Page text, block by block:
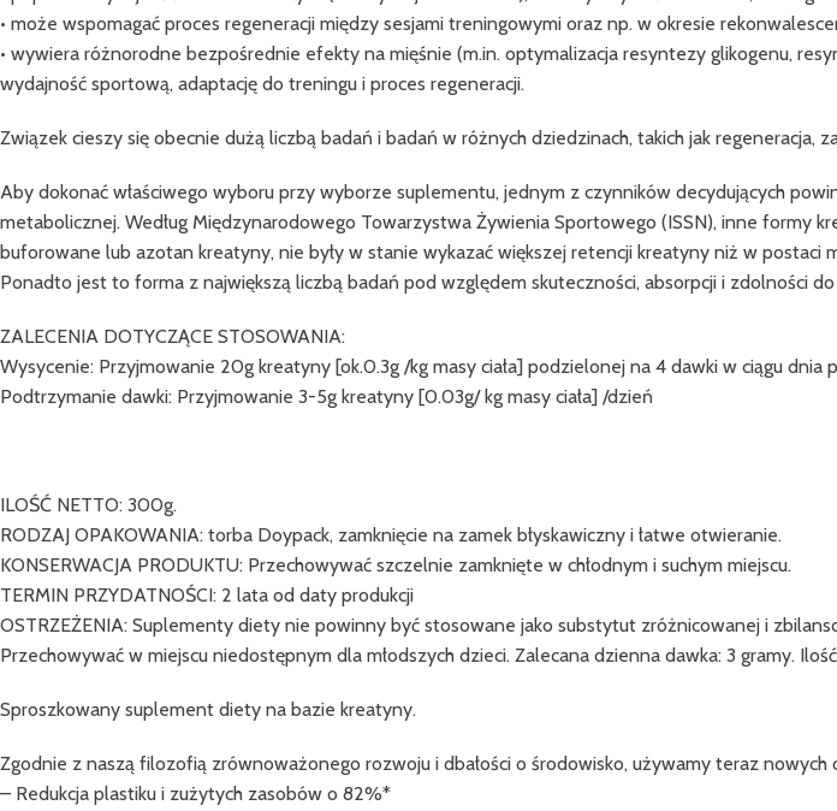
• może wspomagać proces regeneracji między sesjami treningowymi oraz np. w okresie
• wywiera różnorodne bezpośrednie efekty na mięśnie (m.in. optymalizacja resyntezy glikogenu,
wydajność sportową, adaptację do treningu i proces regeneracji.
Związek cieszy się obecnie dużą liczbą badań i badań w różnych dziedzinach, takich jak
Aby dokonać właściwego wyboru przy wyborze suplementu, jednym z czynników decydujących
metabolicznej. Według Międzynarodowego Towarzystwa Żywienia Sportowego (ISSN), inne formy
buforowane lub azotan kreatyny, nie były w stanie wykazać większej retencji kreatyny niż w postaci
Ponadto jest to forma z największą liczbą badań pod względem skuteczności, absorpcji i zdolności
ZALECENIA DOTYCZĄCE STOSOWANIA:
Wysycenie: Przyjmowanie 20g kreatyny [ok.0.3g /kg masy ciała] podzielonej na 4 dawki w ciągu dnia
Podtrzymanie dawki: Przyjmowanie 3-5g kreatyny [0.03g/ kg masy ciała] /dzień
ILOŚĆ NETTO: 300g.
RODZAJ OPAKOWANIA: torba Doypack, zamknięcie na zamek błyskawiczny i łatwe otwieranie.
KONSERWACJA PRODUKTU: Przechowywać szczelnie zamknięte w chłodnym i suchym miejscu.
TERMIN PRZYDATNOŚCI: 2 lata od daty produkcji
OSTRZEŻENIA: Suplementy diety nie powinny być stosowane jako substytut zróżnicowanej i
Przechowywać w miejscu niedostępnym dla młodszych dzieci. Zalecana dzienna dawka: 3 gramy.
Sproszkowany suplement diety na bazie kreatyny.
Zgodnie z naszą filozofią zrównoważonego rozwoju i dbałości o środowisko, używamy teraz
– Redukcja plastiku i zużytych zasobów o 82%*